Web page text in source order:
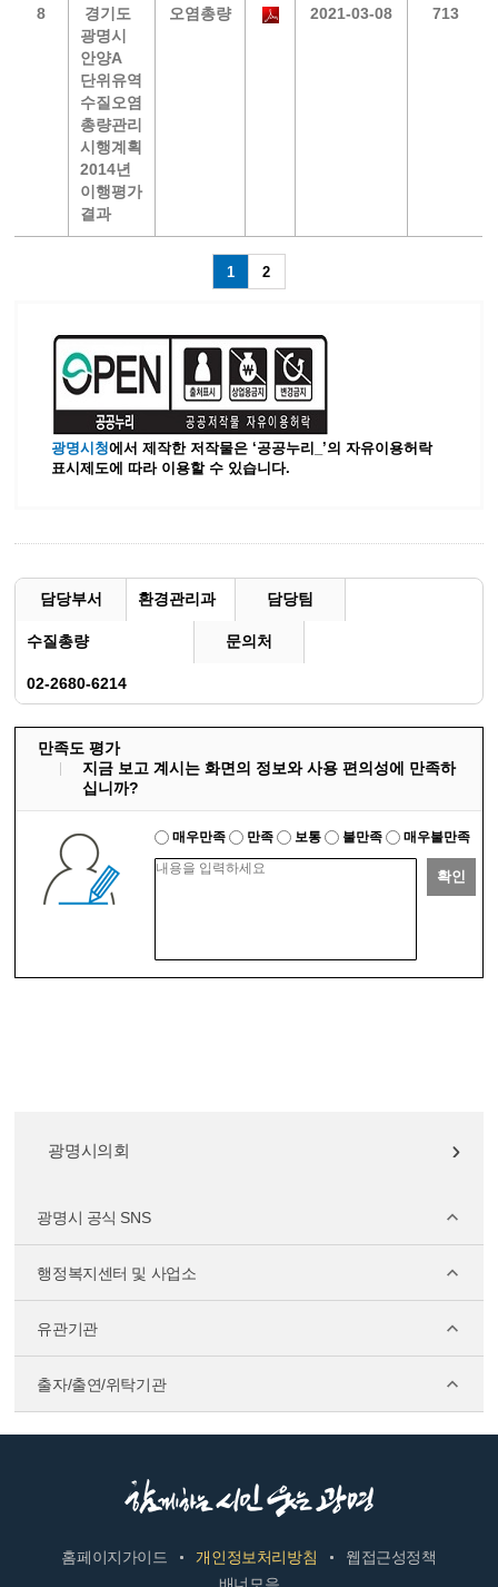
8
경기도
광명시
안양A
단위유역
수질오염
총량관리
시행계획
2014년
이행평가
결과
오염총량 2021-03-08 713
1 2
광명시청에서 제작한 저작물은 ‘공공누리_’의 자유이용허락
표시제도에 따라 이용할 수 있습니다.
담당부서 환경관리과 담당팀
수질총량 문의처
02-2680-6214
만족도 평가
지금 보고 계시는 화면의 정보와 사용 편의성에 만족하
십니까?
매우만족 만족 보통 불만족 매우불만족
확인
광명시의회
광명시 공식 SNS
행정복지센터 및 사업소
유관기관
출자/출연/위탁기관
홈페이지가이드 개인정보처리방침
웹접근성정책